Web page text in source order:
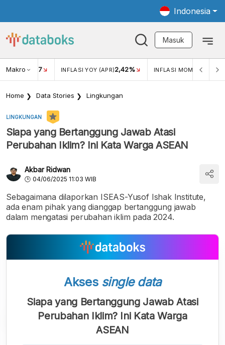
Indonesia
Masuk
Makro
USD/IDR 17 INFLASI YOY (APR)2,42% INFLASI MOM (MAR)
Home Data Stories Lingkungan
LINGKUNGAN
Siapa yang Bertanggung Jawab Atasi
Perubahan Iklim? Ini Kata Warga ASEAN
Akbar Ridwan
04/06/2025 11:03 WIB
Sebagaimana dilaporkan ISEAS-Yusof Ishak Institute,
ada enam pihak yang dianggap bertanggung jawab
dalam mengatasi perubahan iklim pada 2024.
Akses single data
Siapa yang Bertanggung Jawab Atasi
Perubahan Iklim? Ini Kata Warga
ASEAN